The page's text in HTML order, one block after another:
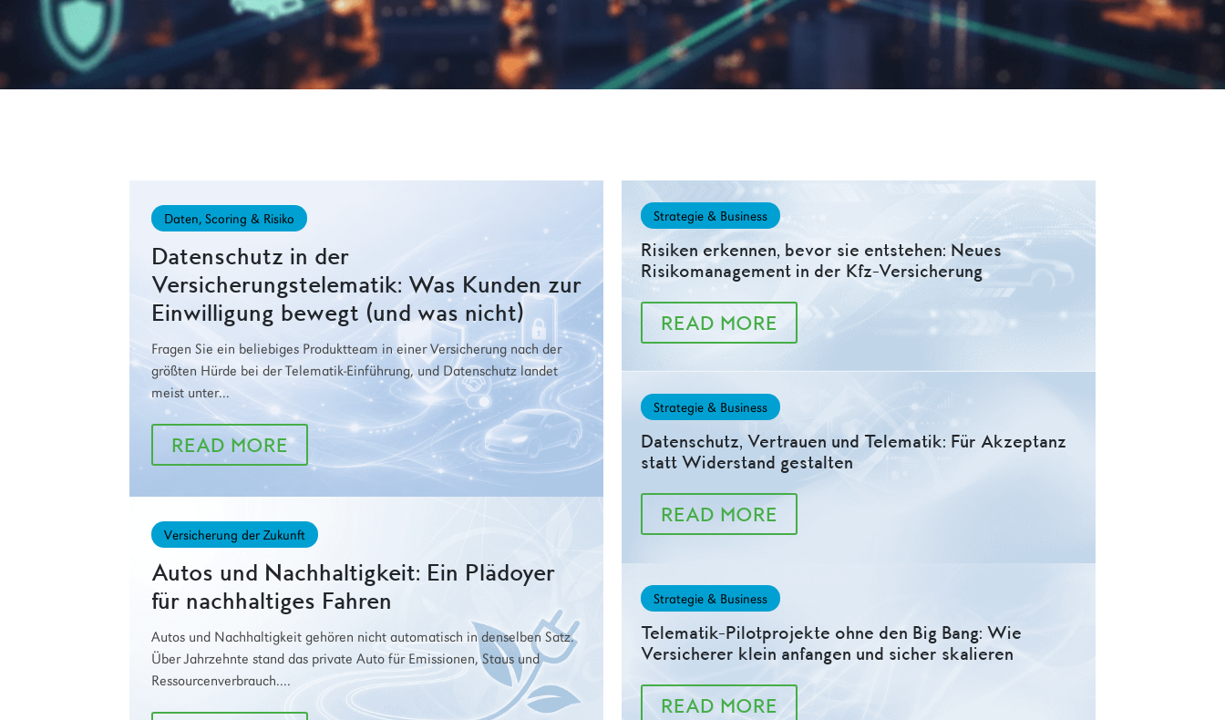
Daten, Scoring & Risiko
Datenschutz in der
Versicherungstelematik: Was Kunden zur
Einwilligung bewegt (und was nicht)
Fragen Sie ein beliebiges Produktteam in einer Versicherung nach der
größten Hürde bei der Telematik-Einführung, und Datenschutz landet
meist unter...
READ MORE
Versicherung der Zukunft
Autos und Nachhaltigkeit: Ein Plädoyer
für nachhaltiges Fahren
Autos und Nachhaltigkeit gehören nicht automatisch in denselben Satz.
Über Jahrzehnte stand das private Auto für Emissionen, Staus und
Ressourcenverbrauch....
Strategie & Business
Risiken erkennen, bevor sie entstehen: Neues
Risikomanagement in der Kfz-Versicherung
READ MORE
Strategie & Business
Datenschutz, Vertrauen und Telematik: Für Akzeptanz
statt Widerstand gestalten
READ MORE
Strategie & Business
Telematik-Pilotprojekte ohne den Big Bang: Wie
Versicherer klein anfangen und sicher skalieren
READ MORE